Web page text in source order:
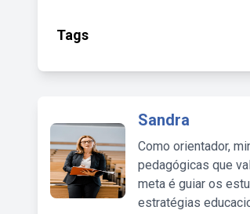
Tags
Sandra
Como orientador,
pedagógicas que
meta é guiar os
estratégias